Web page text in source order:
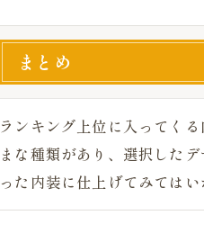
まとめ
ランキング上位に入ってく
まな種類があり、選択した
った内装に仕上げてみてはい